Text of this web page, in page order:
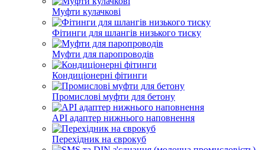
Муфти кулачкові
Фітинги для шлангів низького тиску
Муфти для паропроводів
Кондиціонерні фітинги
Промислові муфти для бетону
API адаптер нижнього наповнення
Перехідник на єврокуб